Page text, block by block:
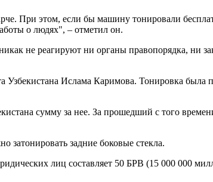
При этом, если бы машину тонировали
о людях", – отметил он.
не реагируют ни органы правопорядка, ни
Узбекистана Ислама Каримова. Тонировка была
сумму за нее. За прошедший с того
затонировать задние боковые стекла.
лиц составляет 50 БРВ (15 000 000